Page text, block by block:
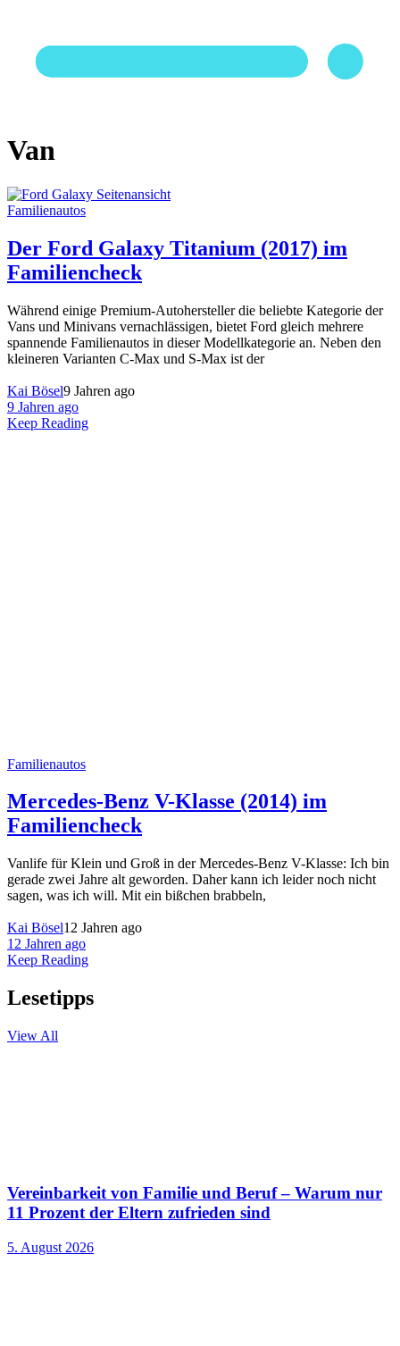
Van
Familienautos
Der Ford Galaxy Titanium (2017) im
Familiencheck
Während einige Premium-Autohersteller die beliebte Kategorie der
Vans und Minivans vernachlässigen, bietet Ford gleich mehrere
spannende Familienautos in dieser Modellkategorie an. Neben den
kleineren Varianten C-Max und S-Max ist der
Kai Bösel9 Jahren ago
9 Jahren ago
Keep Reading
Familienautos
Mercedes-Benz V-Klasse (2014) im
Familiencheck
Vanlife für Klein und Groß in der Mercedes-Benz V-Klasse: Ich bin
gerade zwei Jahre alt geworden. Daher kann ich leider noch nicht
sagen, was ich will. Mit ein bißchen brabbeln,
Kai Bösel12 Jahren ago
12 Jahren ago
Keep Reading
Lesetipps
View All
Vereinbarkeit von Familie und Beruf – Warum nur
11 Prozent der Eltern zufrieden sind
5. August 2026